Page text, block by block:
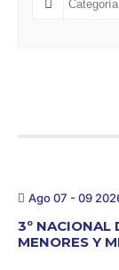
Ago 07 - 09
3º NACIONAL
MENORES Y